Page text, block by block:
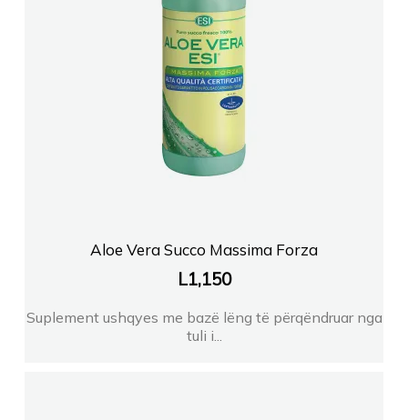
Farmaci Dite E Nate 306
Farmaci Dite e Nate 78
FARMACI KLODI BR
Aloe Vera Succo Massima Forza
L1,150
Suplement ushqyes me bazë lëng të përqëndruar nga
tuli i...